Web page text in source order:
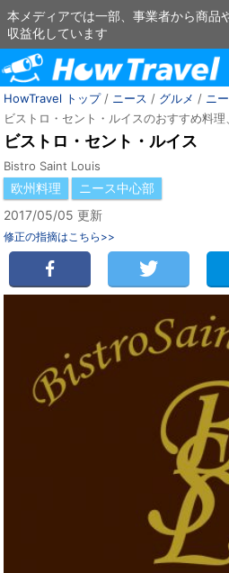
本メディアでは一部、事業者から商品
収益化しています
HowTravel トップ/ ニース / グルメ / ニ
ビストロ・セント・ルイスのおすすめ料
ビストロ・セント・ルイス
Bistro Saint Louis
欧州料理
ニース中心部
2017/05/05 更新
修正の指摘はこちら>>